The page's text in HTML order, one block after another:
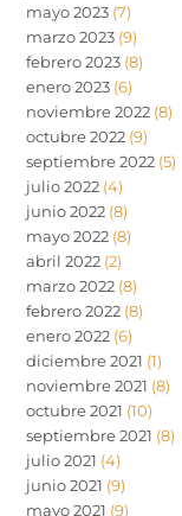
mayo 2023 (7)
marzo 2023 (9)
febrero 2023 (8)
enero 2023 (6)
noviembre 2022 (8)
octubre 2022 (9)
septiembre 2022 (5)
julio 2022 (4)
junio 2022 (8)
mayo 2022 (8)
abril 2022 (2)
marzo 2022 (8)
febrero 2022 (8)
enero 2022 (6)
diciembre 2021 (1)
noviembre 2021 (8)
octubre 2021 (10)
septiembre 2021 (8)
julio 2021 (4)
junio 2021 (9)
mayo 2021 (9)